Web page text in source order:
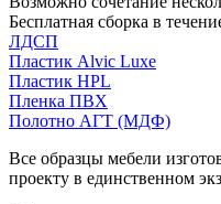
Бесплатная сборка в
ЛДСП
Пластик Alvic Luxe
Пластик HPL
Пленка ПВХ
Полотно АГТ (МДФ)
Все образцы мебели
проекту в единственном